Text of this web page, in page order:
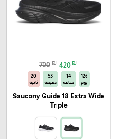
700 ₪ 420 ₪
126
يوم
14
ساعة
53
دقيقة
20
ثانية
Saucony Guide 18 Extra Wide
Triple